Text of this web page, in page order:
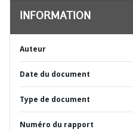
INFORMATION
Auteur
Date du document
Type de document
Numéro du rapport